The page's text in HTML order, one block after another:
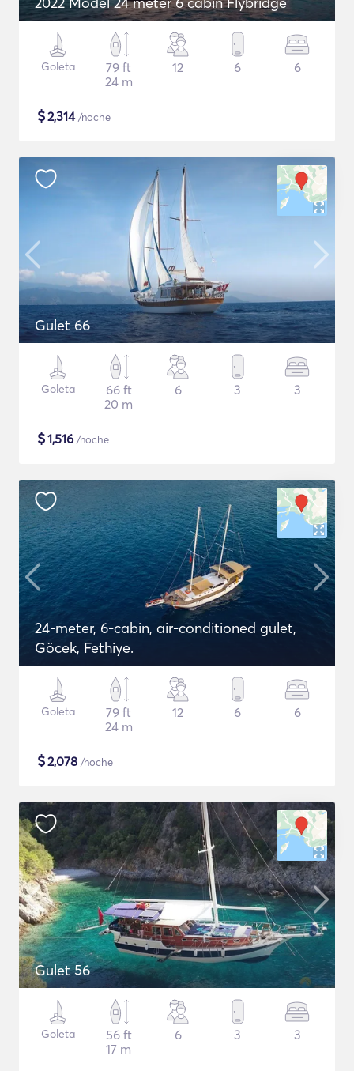
Goleta
79 ft
24 m
12 6 6
$2,314/noche
Gulet 66
Goleta
66 ft
20 m
6 3 3
$1,516 /noche
24-meter, 6-cabin, air-conditioned gulet,
Göcek, Fethiye.
Goleta
79 ft
24 m
12 6 6
$2,078 /noche
Gulet 56
Goleta
56 ft
17 m
6 3 3